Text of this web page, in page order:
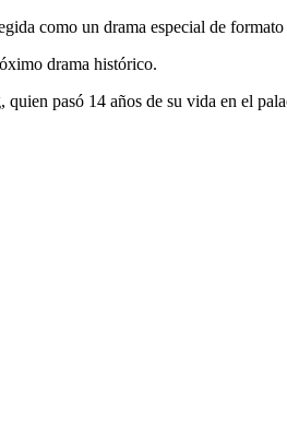
como un drama especial de
drama histórico.
pasó 14 años de su vida en el